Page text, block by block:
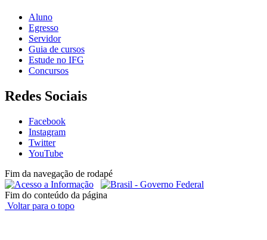
Aluno
Egresso
Servidor
Guia de cursos
Estude no IFG
Concursos
Redes Sociais
Facebook
Instagram
Twitter
YouTube
Fim da navegação de rodapé
Fim do conteúdo da página
Voltar para o topo